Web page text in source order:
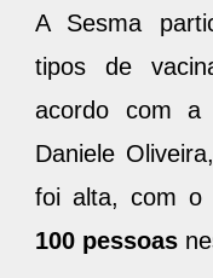
A Sesma
tipos de
acordo com a
Daniele
foi alta, com o
100 pessoas